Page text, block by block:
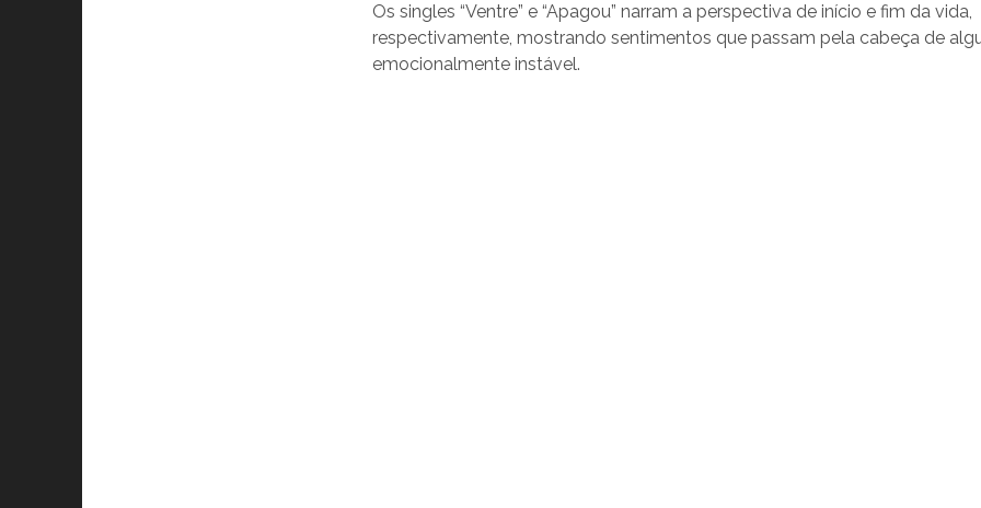
Os singles “Ventre” e “Apagou” narram a perspectiva de início e fim da vida,
respectivamente, mostrando sentimentos que passam pela cabeça de
emocionalmente instável.